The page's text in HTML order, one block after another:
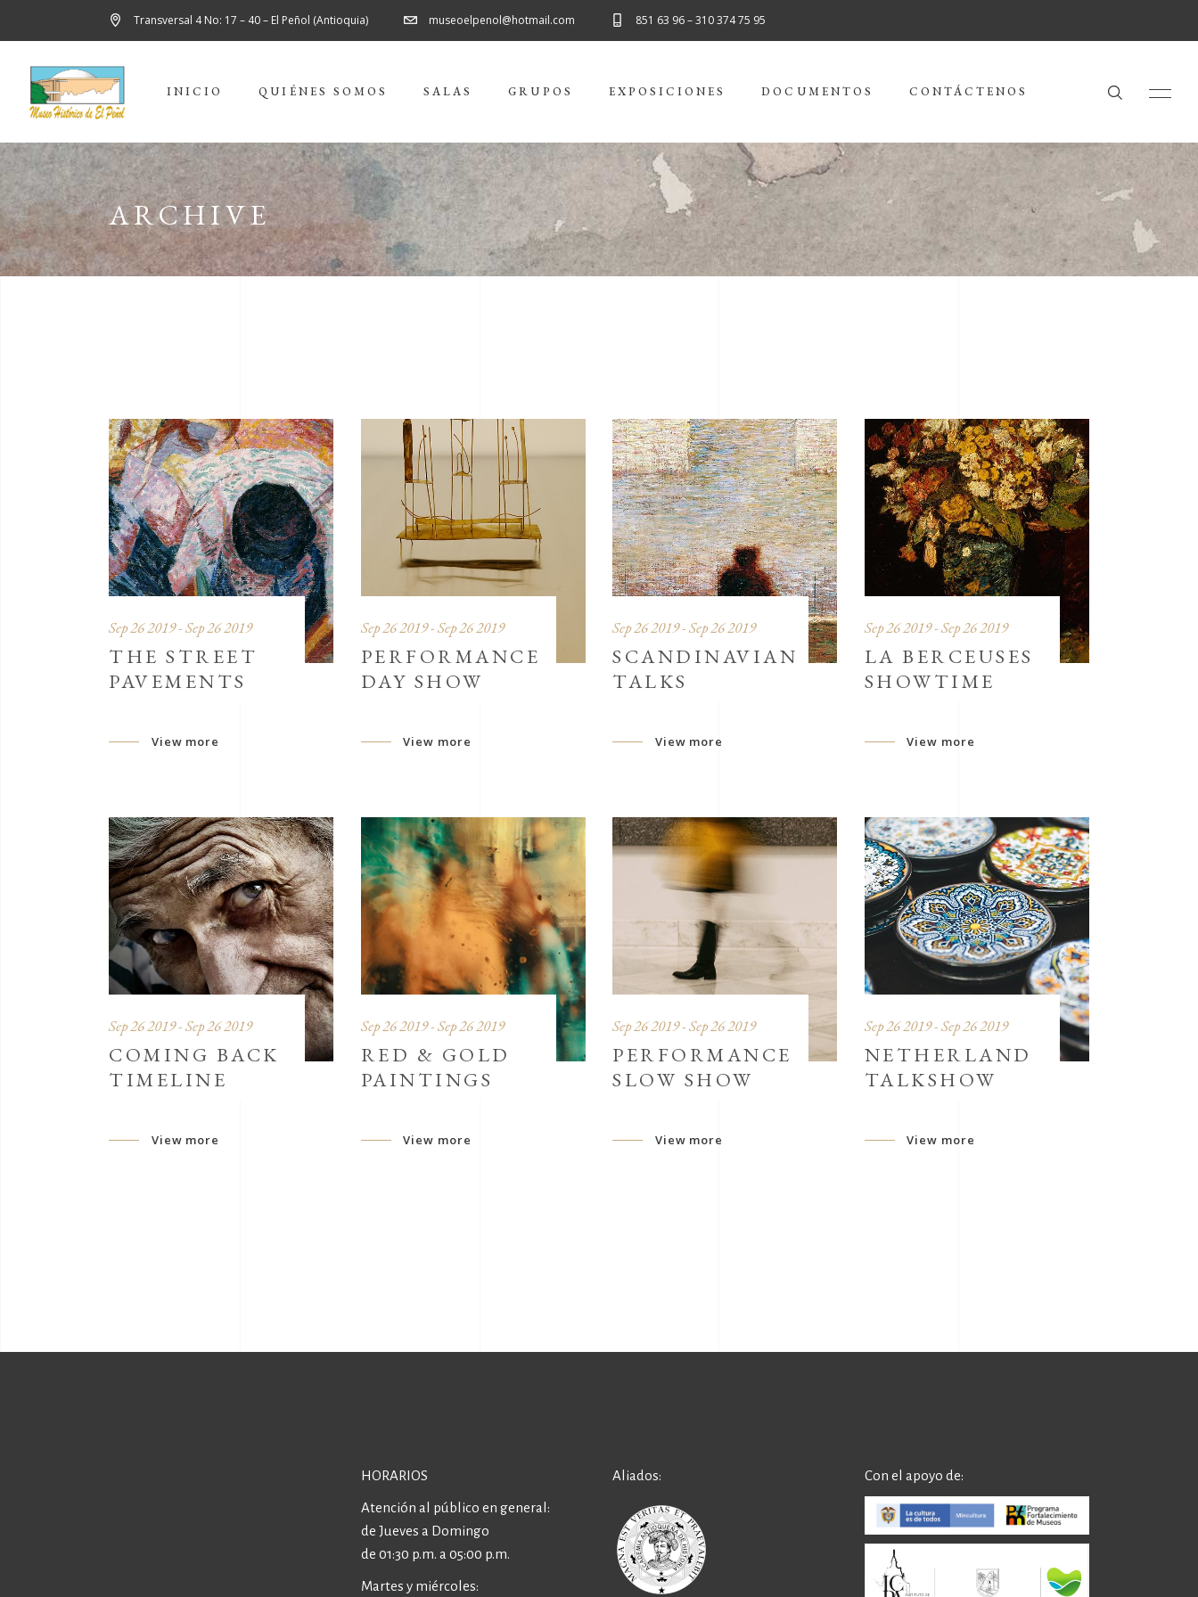
Transversal 4 No: 17 – 40 – El Peñol (Antioquia) museoelpenol@hotmail.com 851 63 96 – 310 374 75 95
INICIO QUIÉNES SOMOS SALAS GRUPOS EXPOSICIONES DOCUMENTOS CONTÁCTENOS
ARCHIVE
Sep 26 2019 - Sep 26 2019
THE STREET
PAVEMENTS
View more
Sep 26 2019 - Sep 26 2019
PERFORMANCE
DAY SHOW
View more
Sep 26 2019 - Sep 26 2019
SCANDINAVIAN
TALKS
View more
Sep 26 2019 - Sep 26 2019
LA BERCEUSES
SHOWTIME
View more
Sep 26 2019 - Sep 26 2019
COMING BACK
TIMELINE
View more
Sep 26 2019 - Sep 26 2019
RED & GOLD
PAINTINGS
View more
Sep 26 2019 - Sep 26 2019
PERFORMANCE
SLOW SHOW
View more
Sep 26 2019 - Sep 26 2019
NETHERLAND
TALKSHOW
View more
HORARIOS
Atención al público en general:
de Jueves a Domingo
de 01:30 p.m. a 05:00 p.m.
Martes y miércoles:
Aliados: Con el apoyo de: